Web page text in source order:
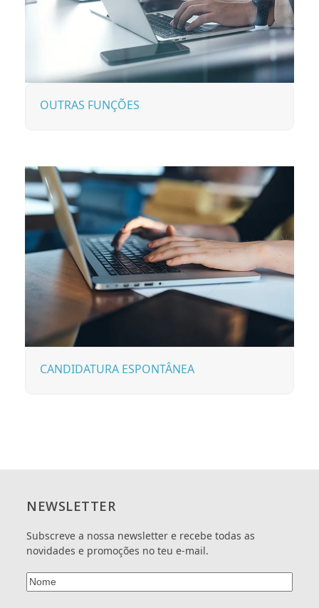
OUTRAS FUNÇÕES
CANDIDATURA ESPONTÂNEA
NEWSLETTER
Subscreve a nossa newsletter e recebe todas as
novidades e promoções no teu e-mail.
Nome(Obrigatório)